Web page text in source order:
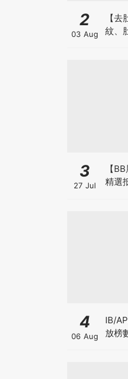
2
03 Aug
【
紋、
3
27 Jul
【
精選
4
06 Aug
IB/
放榜